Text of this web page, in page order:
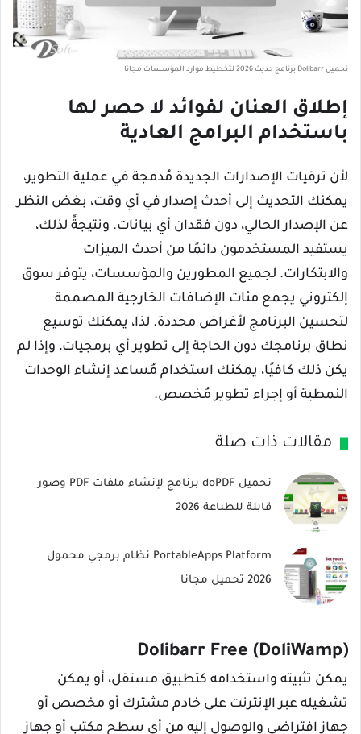
تحميل Dolibarr برنامج حديث 2026 لتخطيط موارد المؤسسات مجانا
إطلاق العنان لفوائد لا حصر لها
باستخدام البرامج العادية
لأن ترقيات الإصدارات الجديدة مُدمجة في عملية التطوير،
يمكنك التحديث إلى أحدث إصدار في أي وقت، بغض النظر
عن الإصدار الحالي، دون فقدان أي بيانات. ونتيجةً لذلك،
يستفيد المستخدمون دائمًا من أحدث الميزات
والابتكارات. لجميع المطورين والمؤسسات، يتوفر سوق
إلكتروني يجمع مئات الإضافات الخارجية المصممة
لتحسين البرنامج لأغراض محددة. لذا، يمكنك توسيع
نطاق برنامجك دون الحاجة إلى تطوير أي برمجيات، وإذا لم
يكن ذلك كافيًا، يمكنك استخدام مُساعد إنشاء الوحدات
النمطية أو إجراء تطوير مُخصص.
مقالات ذات صلة
تحميل doPDF برنامج لإنشاء ملفات PDF وصور
قابلة للطباعة 2026
PortableApps Platform نظام برمجي محمول
2026 تحميل مجانا
Dolibarr Free (DoliWamp)
يمكن تثبيته واستخدامه كتطبيق مستقل، أو يمكن
تشغيله عبر الإنترنت على خادم مشترك أو مخصص أو
جهاز افتراضي والوصول إليه من أي سطح مكتب أو جهاز